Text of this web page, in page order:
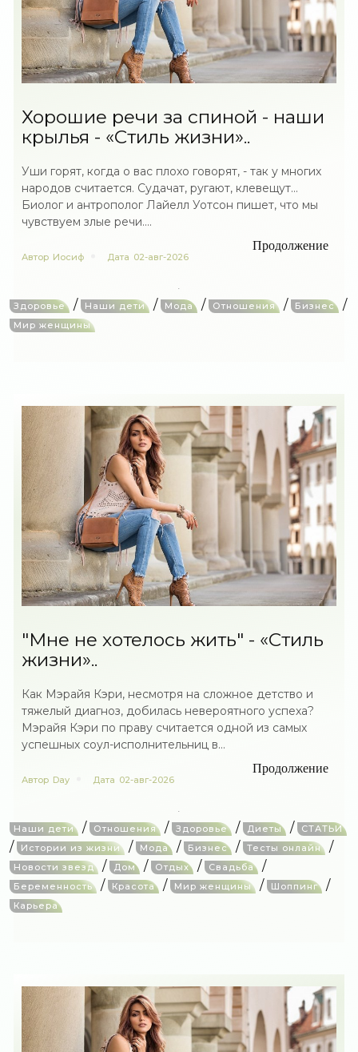
Хорошие речи за спиной - наши
крылья - «Стиль жизни»..
Уши горят, когда о вас плохо говорят, - так у многих
народов считается. Судачат, ругают, клевещут...
Биолог и антрополог Лайелл Уотсон пишет, что мы
чувствуем злые речи....
Продолжение
Автор Иосиф Дата 02-авг-2026
Здоровье / Наши дети / Мода / Отношения / Бизнес /
Мир женщины
"Мне не хотелось жить" - «Стиль
жизни»..
Как Мэрайя Кэри, несмотря на сложное детство и
тяжелый диагноз, добилась невероятного успеха?
Мэрайя Кэри по праву считается одной из самых
успешных соул-исполнительниц в...
Продолжение
Автор Day Дата 02-авг-2026
Наши дети / Отношения / Здоровье / Диеты / СТАТЬИ
/ Истории из жизни / Мода / Бизнес / Тесты онлайн /
Новости звезд / Дом / Отдых / Свадьба /
Беременность / Красота / Мир женщины / Шоппинг /
Карьера